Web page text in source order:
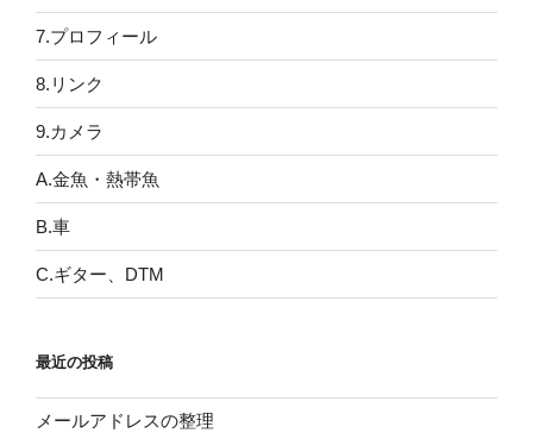
7.プロフィール
8.リンク
9.カメラ
A.金魚・熱帯魚
B.車
C.ギター、DTM
最近の投稿
メールアドレスの整理